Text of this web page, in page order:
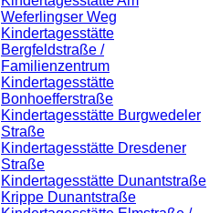
Weferlingser Weg
Kindertagesstätte
Bergfeldstraße /
Familienzentrum
Kindertagesstätte
Bonhoefferstraße
Kindertagesstätte Burgwedeler
Straße
Kindertagesstätte Dresdener
Straße
Kindertagesstätte Dunantstraße
Krippe Dunantstraße